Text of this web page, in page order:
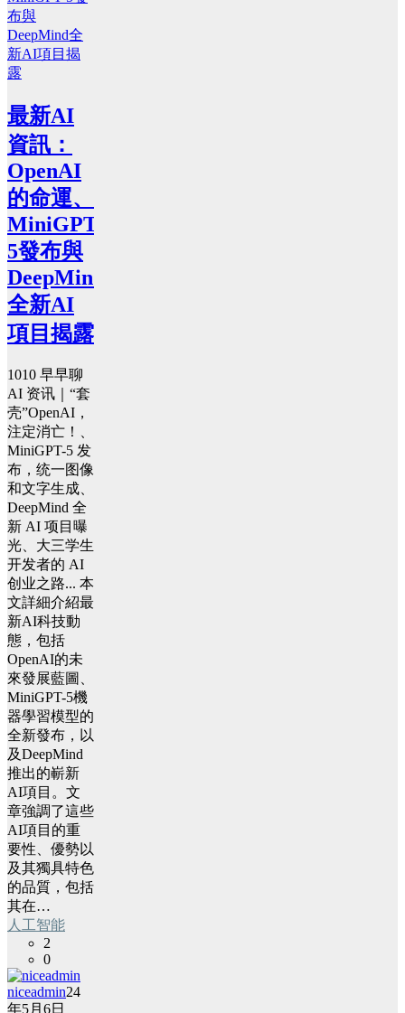
最新AI
資訊：
OpenAI
的命運、
MiniGPT-
5發布與
DeepMind
全新AI
項目揭露
1010 早早聊
AI 资讯｜“套
壳”OpenAI，
注定消亡！、
MiniGPT-5 发
布，统一图像
和文字生成、
DeepMind 全
新 AI 项目曝
光、大三学生
开发者的 AI
创业之路... 本
文詳細介紹最
新AI科技動
態，包括
OpenAI的未
來發展藍圖、
MiniGPT-5機
器學習模型的
全新發布，以
及DeepMind
推出的嶄新
AI項目。文
章強調了這些
AI項目的重
要性、優勢以
及其獨具特色
的品質，包括
其在…
人工智能
2
0
niceadmin24
年5月6日